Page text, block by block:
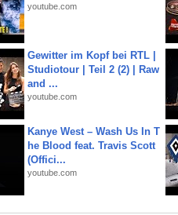
youtube.com
Gewitter im Kopf bei RTL |
Studiotour | Teil 2 (2) | Raw
and ...
youtube.com
Kanye West – Wash Us In T
he Blood feat. Travis Scott
(Offici...
youtube.com